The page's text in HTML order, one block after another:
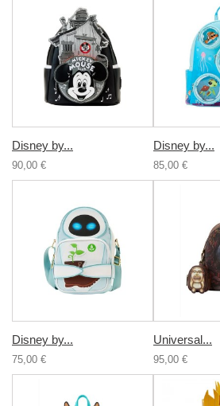
Disney by...
90,00 €
Disney by...
85,00 €
Disney by...
75,00 €
Universal...
95,00 €